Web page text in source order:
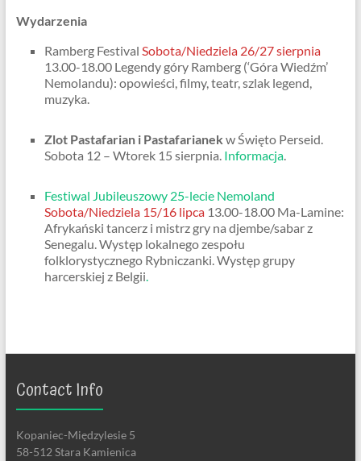
Wydarzenia
Ramberg Festival Sobota/Niedziela 26/27 sierpnia
13.00-18.00 Legendy góry Ramberg (‘Góra Wiedźm’
Nemolandu): opowieści, filmy, teatr, szlak legend,
muzyka.
Zlot Pastafarian i Pastafarianek w Święto Perseid.
Sobota 12 – Wtorek 15 sierpnia. Informacja.
Festiwal Jubileuszowy 25-lecie Nemoland
Sobota/Niedziela 15/16 lipca13.00-18.00 Ma-Lamine:
Afrykański tancerz i mistrz gry na djembe/sabar z
Senegalu. Występ lokalnego zespołu
folklorystycznego Rybniczanki. Występ grupy
harcerskiej z Belgii.
Contact Info
Kopaniec-Międzylesie 5
58-512 Stara Kamienica